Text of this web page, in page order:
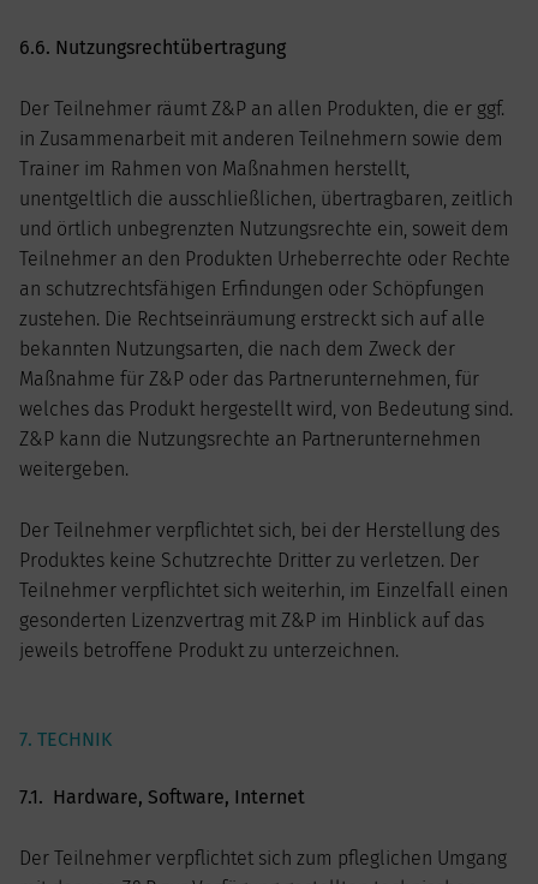
6.6. Nutzungsrechtübertragung
Der Teilnehmer räumt Z&P an allen Produkten, die er ggf.
in Zusammenarbeit mit anderen Teilnehmern sowie dem
Trainer im Rahmen von Maßnahmen herstellt,
unentgeltlich die ausschließlichen, übertragbaren, zeitlich
und örtlich unbegrenzten Nutzungsrechte ein, soweit dem
Teilnehmer an den Produkten Urheberrechte oder Rechte
an schutzrechtsfähigen Erfindungen oder Schöpfungen
zustehen. Die Rechtseinräumung erstreckt sich auf alle
bekannten Nutzungsarten, die nach dem Zweck der
Maßnahme für Z&P oder das Partnerunternehmen, für
welches das Produkt hergestellt wird, von Bedeutung sind.
Z&P kann die Nutzungsrechte an Partnerunternehmen
weitergeben.
Der Teilnehmer verpflichtet sich, bei der Herstellung des
Produktes keine Schutzrechte Dritter zu verletzen. Der
Teilnehmer verpflichtet sich weiterhin, im Einzelfall einen
gesonderten Lizenzvertrag mit Z&P im Hinblick auf das
jeweils betroffene Produkt zu unterzeichnen.
7. TECHNIK
7.1. Hardware, Software, Internet
Der Teilnehmer verpflichtet sich zum pfleglichen Umgang